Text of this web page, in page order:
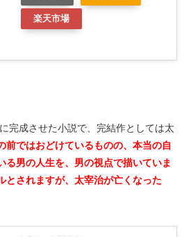
楽天市場
完成させた小説で、完結作としては太
前ではおどけているものの、本当の自
る男の人生を、男の視点で描いていま
とされますが、太宰治が亡くなった